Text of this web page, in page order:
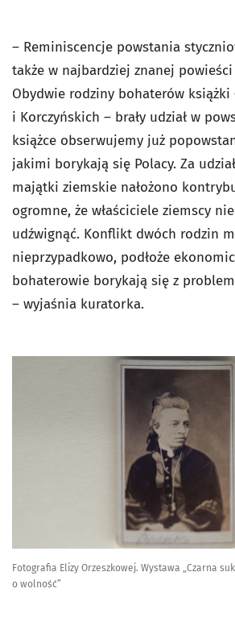
– Reminiscencje powstania
także w najbardziej znanej powieści
Obydwie rodziny bohaterów książki
i Korczyńskich – brały udział w
książce obserwujemy już
jakimi borykają się Polacy. Za
majątki ziemskie nałożono
ogromne, że właściciele ziemscy
udźwignąć. Konflikt dwóch rodzin
nieprzypadkowo, podłoże
bohaterowie borykają się z
– wyjaśnia kuratorka.
Fotografia Elizy Orzeszkowej. Wystawa „Czarna
o wolność”